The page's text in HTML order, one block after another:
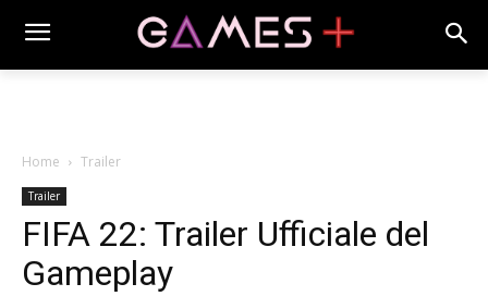
Home Trailer
Trailer
FIFA 22: Trailer Ufficiale del
Gameplay